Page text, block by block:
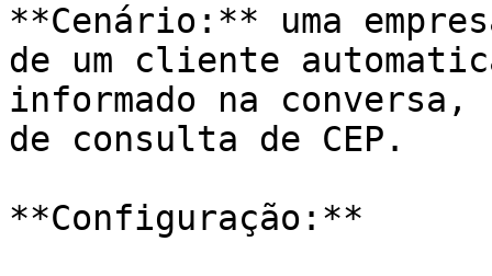
**Cenário:** uma
de um cliente
informado na conversa,
de consulta de CEP.
**Configuração:**